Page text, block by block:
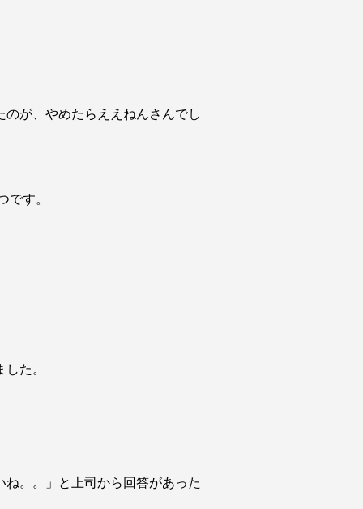
が、やめたらええねんさんでし
です。
た。
。。」と上司から回答があった